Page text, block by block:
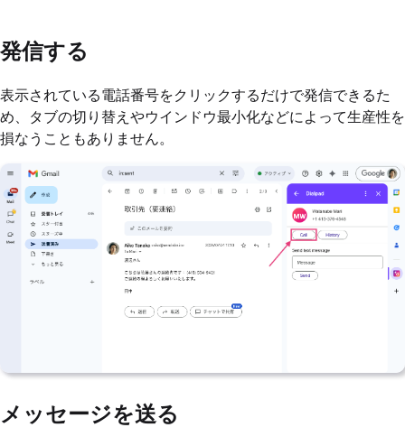
発信する
表示されている電話番号をクリックするだけで発信できるた
め、タブの切り替えやウインドウ最小化などによって生産性を
損なうこともありません。
メッセージを送る